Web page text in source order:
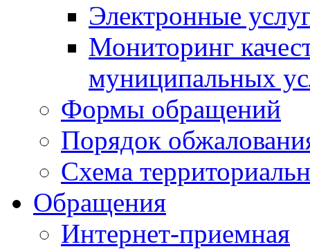
Электронные
Мониторинг
муниципальных
Формы обращений
Порядок
Схема
Обращения
Интернет-приемная